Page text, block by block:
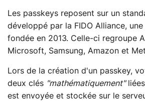
Les passkeys reposent sur un
développé par la FIDO Alliance,
fondée en 2013. Celle-ci regroupe
Microsoft, Samsung, Amazon et
Lors de la création d'un passkey,
deux clés "mathématiquement"
est envoyée et stockée sur le